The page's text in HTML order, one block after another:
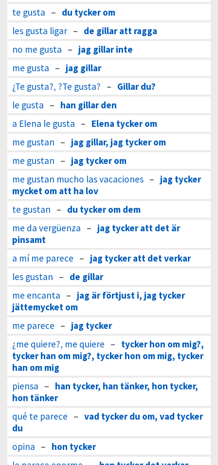
te gusta – du tycker om
les gusta ligar – de gillar att ragga
no me gusta – jag gillar inte
me gusta – jag gillar
¿Te gusta?, ?Te gusta? – Gillar du?
le gusta – han gillar den
a Elena le gusta – Elena tycker om
me gustan – jag gillar, jag tycker om
me gustan – jag tycker om
me gustan mucho las vacaciones – jag tycker
mycket om att ha lov
te gustan – du tycker om dem
me da vergüenza – jag tycker att det är
pinsamt
a mí me parece – jag tycker att det verkar
les gustan – de gillar
me encanta – jag är förtjust i, jag tycker
jättemycket om
me parece – jag tycker
¿me quiere?, me quiere – tycker hon om mig?,
tycker han om mig?, tycker hon om mig, tycker
han om mig
piensa – han tycker, han tänker, hon tycker,
hon tänker
qué te parece – vad tycker du om, vad tycker
du
opina – hon tycker